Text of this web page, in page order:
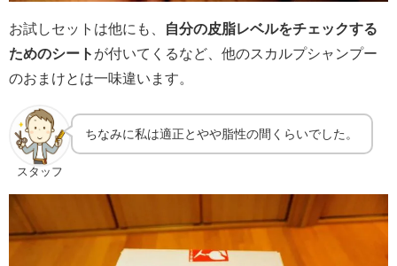
お試しセットは他にも、
自分の皮脂レベルをチェックする
ためのシート が付いてくるなど、他のスカルプシャンプー
のおまけとは一味違います。
スタッフ
ちなみに私は適正とやや脂性の間くらいでした。